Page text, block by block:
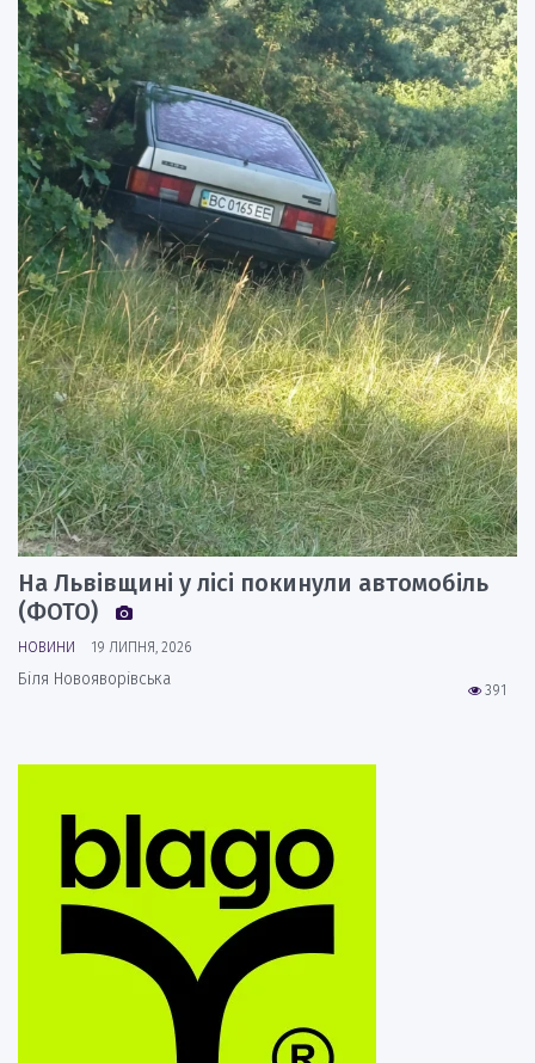
На Львівщині у лісі покинули автомобіль
(ФОТО)
НОВИНИ 19 ЛИПНЯ, 2026
391
Біля Новояворівська